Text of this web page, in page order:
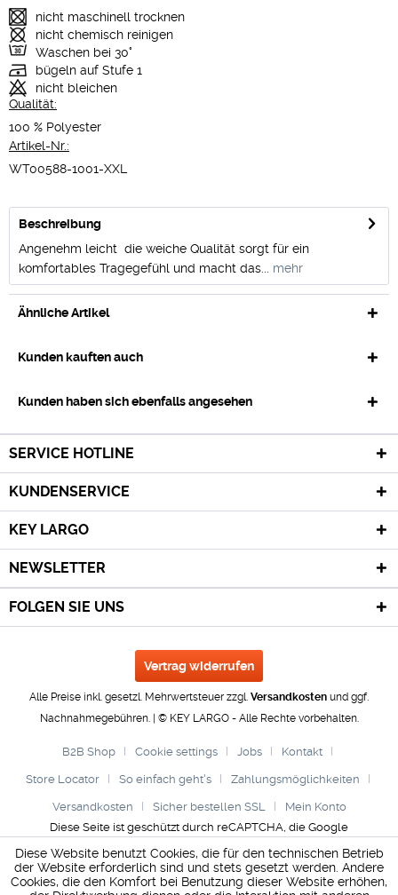
nicht maschinell trocknen
nicht chemisch reinigen
Waschen bei 30°
bügeln auf Stufe 1
nicht bleichen
Qualität:
100 % Polyester
Artikel-Nr.:
WT00588-1001-XXL
Beschreibung
Angenehm leicht  die weiche Qualität sorgt für ein
komfortables Tragegefühl und macht das...
mehr
Ähnliche Artikel
Kunden kauften auch
Kunden haben sich ebenfalls angesehen
SERVICE HOTLINE
KUNDENSERVICE
KEY LARGO
NEWSLETTER
FOLGEN SIE UNS
Vertrag widerrufen
Alle Preise inkl. gesetzl. Mehrwertsteuer zzgl. Versandkosten und ggf.
Nachnahmegebühren. | © KEY LARGO - Alle Rechte vorbehalten.
B2B Shop Cookie settings Jobs Kontakt
Store Locator So einfach geht's Zahlungsmöglichkeiten
Versandkosten Sicher bestellen SSL
Mein Konto
Diese Seite ist geschützt durch reCAPTCHA, die Google
DatenschutzerklärungundNutzungsbedingungengelten.
Diese Website benutzt Cookies, die für den technischen Betrieb
der Website erforderlich sind und stets gesetzt werden. Andere
Cookies, die den Komfort bei Benutzung dieser Website erhöhen,